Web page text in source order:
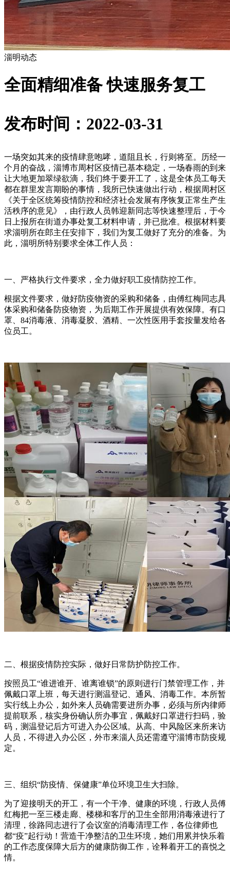
淄明动态
全面精细准备 快速服务复工
发布时间：2022-03-31
一场突如其来的疫情肆意咆哮，道阻且长，行则将至。历经一
个月的奋战，淄博市周村区疫情已基本稳定，一场春雨的到来
让大地更加翠绿欲滴，我们终于要开工了，这是全体员工每天
都在群里发言期盼的事情，我所已快速做出行动，根据周村区
《关于全区统筹疫情防控和经济社会发展有序恢复正常生产生
活秩序的意见》，由行政人员韩迎新同志等快速整理后，于今
日上报所在街道办事处复工材料申请，并已批准。根据材料要
求淄明所在郎主任安排下，我们为复工做好了充分的准备。为
此，淄明所特别要求全体工作人员：
一、严格执行文件要求，全力做好职工疫情防控工作。
根据文件要求，做好防疫物资的采购和储备，由傅红梅同志具
体采购和储备防疫物资，为后期工作开展提供有效保障。有口
罩、84消毒液、消毒凝胶、酒精、一次性医用手套按量发给各
位员工。
二、根据疫情防控实际，做好日常防护防控工作。
按照员工“谁进谁开、谁离谁锁”的原则进行门禁管理工作，并
佩戴口罩上班，每天进行测温登记、通风、消毒工作。本所暂
实行线上办公，如外来人员确需要进所办事，必须与所内律师
提前联系，核实身份确认所办事宜，佩戴好口罩进行扫码，验
码，测温登记后方可进入办公区域。从高、中风险区来所来访
人员，不得进入办公区，外市来淄人员还需遵守淄博市防疫规
定。
三、组织“防疫情、保健康”单位环境卫生大扫除。
为了迎接明天的开工，有一个干净、健康的环境，行政人员傅
红梅把一至三楼走廊、楼梯和客厅的卫生全部用消毒液进行了
清理，徐路同志进行了会议室的消毒清理工作，各位律师也
都“疫”起行动！营造干净整洁的卫生环境，她们用累并快乐着
的工作态度保障大后方的健康防御工作，诠释着开工的喜悦之
情。